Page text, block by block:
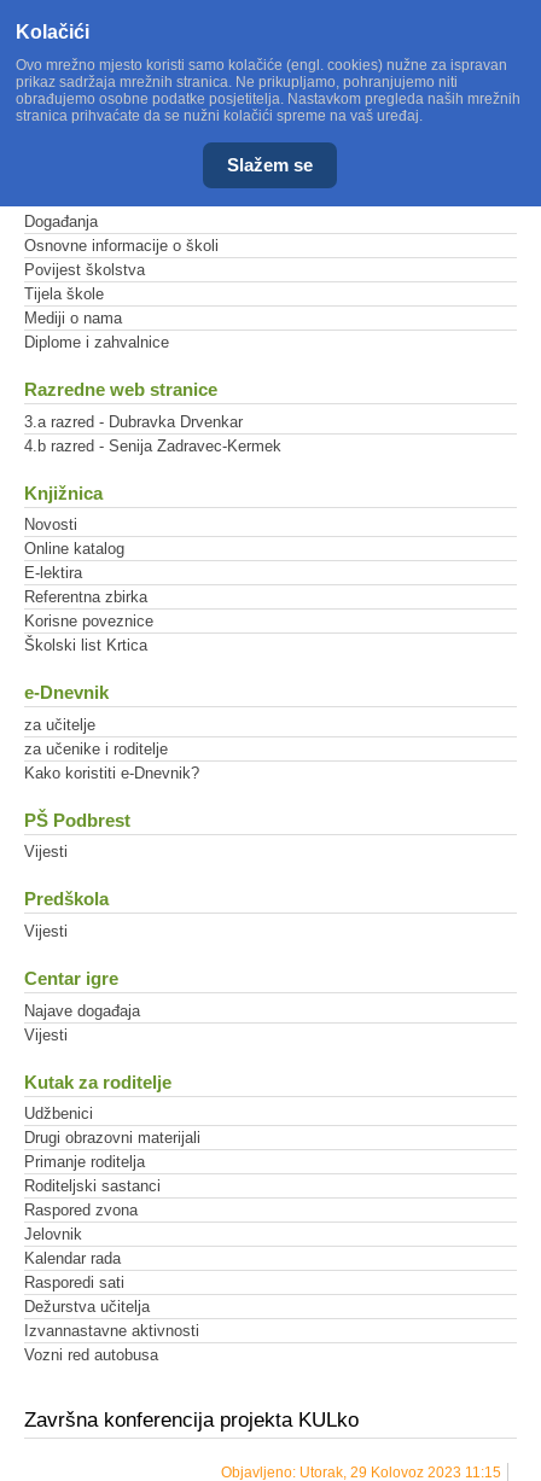
Događanja
Osnovne informacije o školi
Povijest školstva
Tijela škole
Mediji o nama
Diplome i zahvalnice
Razredne web stranice
3.a razred - Dubravka Drvenkar
4.b razred - Senija Zadravec-Kermek
Knjižnica
Novosti
Online katalog
E-lektira
Referentna zbirka
Korisne poveznice
Školski list Krtica
e-Dnevnik
za učitelje
za učenike i roditelje
Kako koristiti e-Dnevnik?
PŠ Podbrest
Vijesti
Predškola
Vijesti
Centar igre
Najave događaja
Vijesti
Kutak za roditelje
Udžbenici
Drugi obrazovni materijali
Primanje roditelja
Roditeljski sastanci
Raspored zvona
Jelovnik
Kalendar rada
Rasporedi sati
Dežurstva učitelja
Izvannastavne aktivnosti
Vozni red autobusa
Završna konferencija projekta KULko
Objavljeno: Utorak, 29 Kolovoz 2023 11:15
Kolačići
Ovo mrežno mjesto koristi samo kolačiće (engl. cookies) nužne za ispravan
prikaz sadržaja mrežnih stranica. Ne prikupljamo, pohranjujemo niti
obrađujemo osobne podatke posjetitelja. Nastavkom pregleda naših mrežnih
stranica prihvaćate da se nužni kolačići spreme na vaš uređaj.
Slažem se